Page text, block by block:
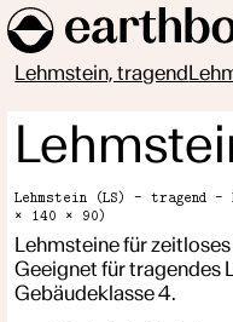
Lehmstein, tragend
Lehmstein (LS) – tragend
× 140 × 90)
Lehmsteine für
Geeignet für tragendes
Gebäudeklasse 4.